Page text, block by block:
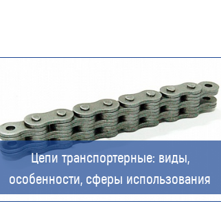
Цепи транспортерные: виды,
особенности, сферы использования